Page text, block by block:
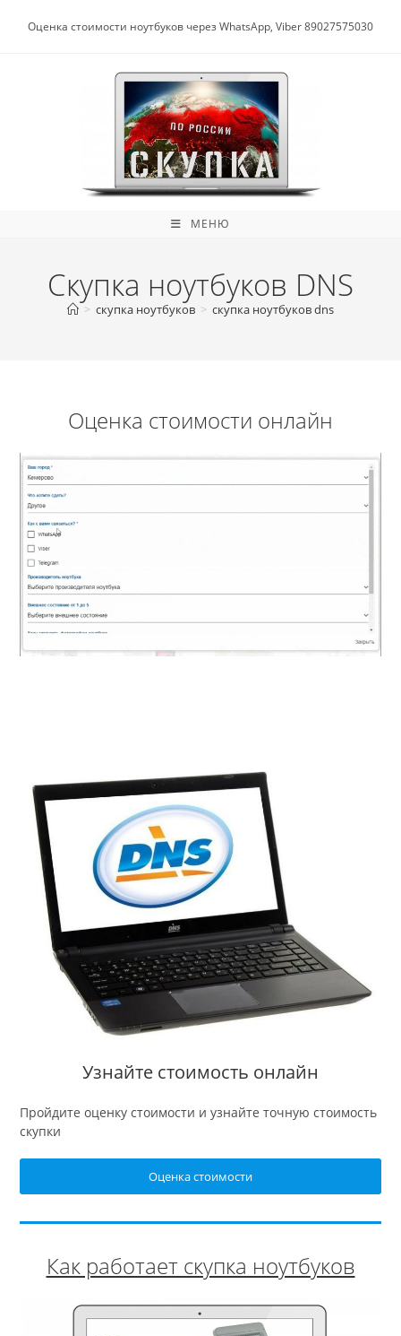
Оценка стоимости ноутбуков через WhatsApp, Viber 89027575030
МЕНЮ
Скупка ноутбуков DNS
> скупка ноутбуков > скупка ноутбуков dns
Оценка стоимости онлайн
Узнайте стоимость онлайн
Пройдите оценку стоимости и узнайте точную стоимость
скупки
Оценка стоимости
Как работает скупка ноутбуков